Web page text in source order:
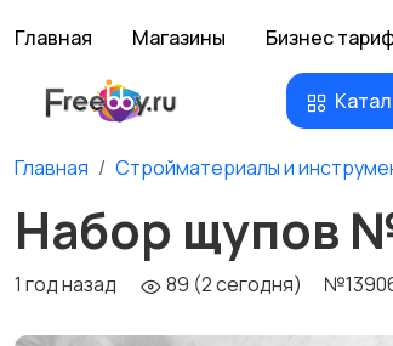
Главная Магазины Бизнес
Главная Стройматериалы и
Набор щупов
1 год назад 89 (2 сегодня)